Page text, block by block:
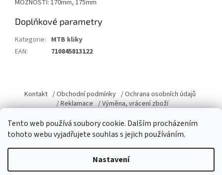
Tento web používá soubory cookie. Dalším procházením
tohoto webu vyjadřujete souhlas s jejich používáním.
Nastavení
MOŽNOSTI: 170mm, 175mm
Doplňkové parametry
Kategorie: MTB kliky
EAN: 710845813122
p
a
Kontakt / Obchodní podmínky / Ochrana osobních údajů
/ Reklamace / Výměna, vrácení zboží